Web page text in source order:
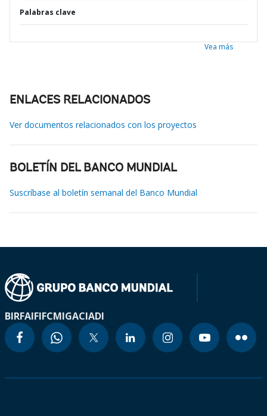
Palabras clave
Vea más
ENLACES RELACIONADOS
Ver documentos relacionados con los proyectos
BOLETÍN DEL BANCO MUNDIAL
Suscríbase al boletín semanal del Banco Mundial
BIRFAIFIFCMIGACIADI